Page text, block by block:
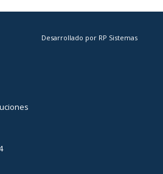
Desarrollado por RP Sistemas